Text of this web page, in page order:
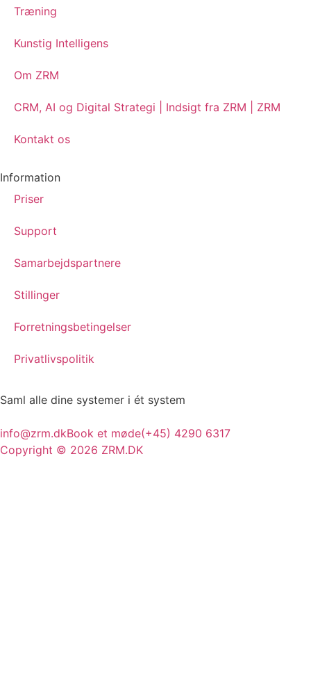
Træning
Kunstig Intelligens
Om ZRM
CRM, AI og Digital Strategi | Indsigt fra ZRM | ZRM
Kontakt os
Information
Priser
Support
Samarbejdspartnere
Stillinger
Forretningsbetingelser
Privatlivspolitik
Saml alle dine systemer i ét system
info@zrm.dkBook et møde(+45) 4290 6317
Copyright © 2026 ZRM.DK